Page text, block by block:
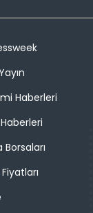
Haberleri